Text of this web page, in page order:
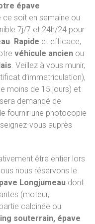
épave
ce soit en semaine ou
7j/7 et 24h/24 pour
. Rapide et efficace,
véhicule ancien ou
. Veillez à vous munir,
d’immatriculation),
moins de 15 jours) et
demandé de
fournir une photocopie
vous auprès
être entier lors
nous réservons le
Longjumeau dont
(moteur,
calcinée ou
souterrain, épave